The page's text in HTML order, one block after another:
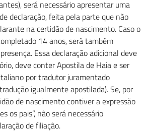
será necessário apresentar uma
declaração, feita pela parte que não
na certidão de nascimento. Caso o
14 anos, será também
Essa declaração adicional deve
deve conter Apostila de Haia e ser
por tradutor juramentado
igualmente apostilada). Se, por
de nascimento contiver a expressão
os pais”, não será necessário
de filiação.